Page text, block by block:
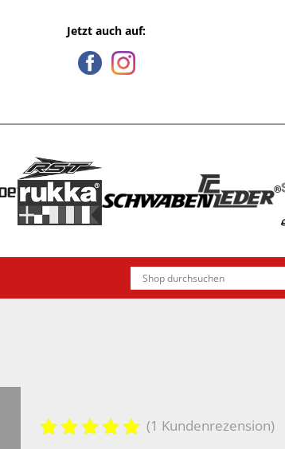
Jetzt auch auf:
(1 Kundenrezension)